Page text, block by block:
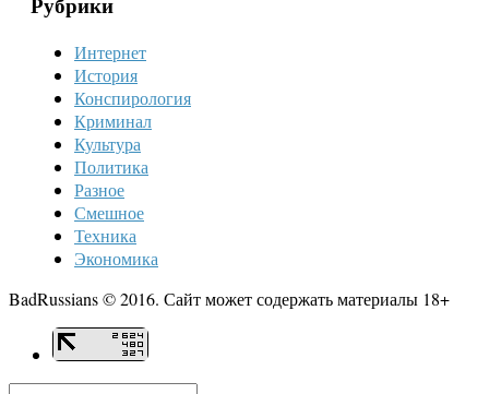
Интернет
История
Конспирология
Криминал
Культура
Политика
Разное
Смешное
Техника
Экономика
BadRussians © 2016. Сайт может содержать материалы 18+